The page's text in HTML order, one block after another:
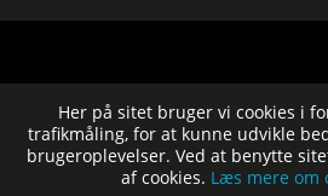
Cookies
Her på sitet bruger vi cookies i
trafikmåling, for at kunne udvikle
brugeroplevelser. Ved at benytte
af cookies. Læs mere om